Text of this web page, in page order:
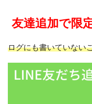
友達追加で限
ログにも書いていない